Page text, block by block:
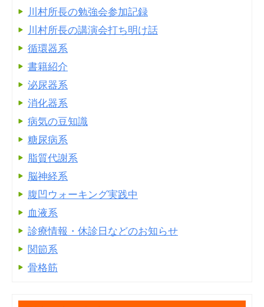
川村所長の勉強会参加記録
川村所長の講演会打ち明け話
循環器系
書籍紹介
泌尿器系
消化器系
病気の豆知識
糖尿病系
脂質代謝系
脳神経系
腹凹ウォーキング実践中
血液系
診療情報・休診日などのお知らせ
関節系
骨格筋